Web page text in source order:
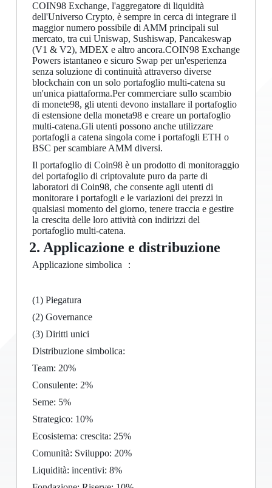
COIN98 Exchange, l'aggregatore di liquidità
dell'Universo Crypto, è sempre in cerca di integrare il
maggior numero possibile di AMM principali sul
mercato, tra cui Uniswap, Sushiswap, Pancakeswap
(V1 & V2), MDEX e altro ancora.COIN98 Exchange
Powers istantaneo e sicuro Swap per un'esperienza
senza soluzione di continuità attraverso diverse
blockchain con un solo portafoglio multi-catena su
un'unica piattaforma.Per commerciare sullo scambio
di monete98, gli utenti devono installare il portafoglio
di estensione della moneta98 e creare un portafoglio
multi-catena.Gli utenti possono anche utilizzare
portafogli a catena singola come i portafogli ETH o
BSC per scambiare AMM diversi.
Il portafoglio di Coin98 è un prodotto di monitoraggio
del portafoglio di criptovalute puro da parte di
laboratori di Coin98, che consente agli utenti di
monitorare i portafogli e le variazioni dei prezzi in
qualsiasi momento del giorno, tenere traccia e gestire
la crescita delle loro attività con indirizzi del
portafoglio multi-catena.
2. Applicazione e distribuzione
Applicazione simbolica ：
(1) Piegatura
(2) Governance
(3) Diritti unici
Distribuzione simbolica:
Team: 20%
Consulente: 2%
Seme: 5%
Strategico: 10%
Ecosistema: crescita: 25%
Comunità: Sviluppo: 20%
Liquidità: incentivi: 8%